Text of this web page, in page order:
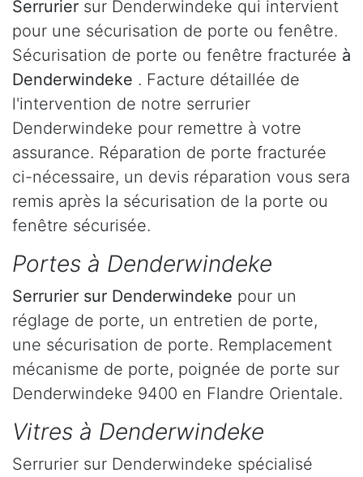
Serrurier sur Denderwindeke qui intervient
pour une sécurisation de porte ou fenêtre.
Sécurisation de porte ou fenêtre fracturée à
Denderwindeke . Facture détaillée de
l'intervention de notre serrurier
Denderwindeke pour remettre à votre
assurance. Réparation de porte fracturée
ci-nécessaire, un devis réparation vous sera
remis après la sécurisation de la porte ou
fenêtre sécurisée.
Portes à Denderwindeke
Serrurier sur Denderwindeke pour un
réglage de porte, un entretien de porte,
une sécurisation de porte. Remplacement
mécanisme de porte, poignée de porte sur
Denderwindeke 9400 en Flandre Orientale.
Vitres à Denderwindeke
Serrurier sur Denderwindeke spécialisé